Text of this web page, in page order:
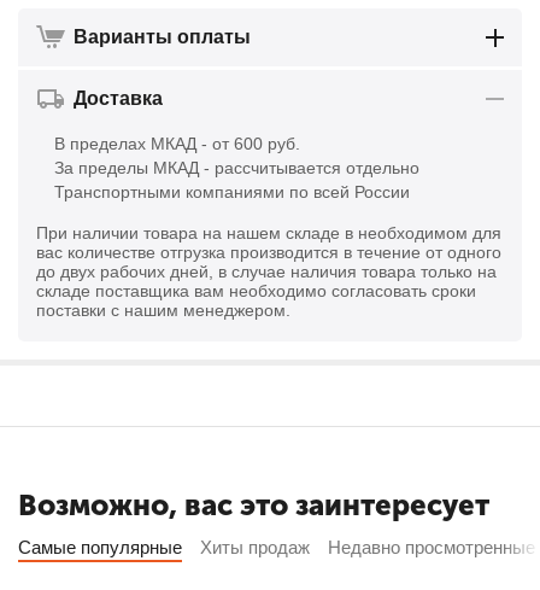
Варианты оплаты
Доставка
В пределах МКАД - от 600 руб.
За пределы МКАД - рассчитывается отдельно
Транспортными компаниями по всей России
При наличии товара на нашем складе в необходимом для
вас количестве отгрузка производится в течение от одного
до двух рабочих дней, в случае наличия товара только на
складе поставщика вам необходимо согласовать сроки
поставки с нашим менеджером.
Возможно, вас это заинтересует
Самые популярные Хиты продаж Недавно просмотренные